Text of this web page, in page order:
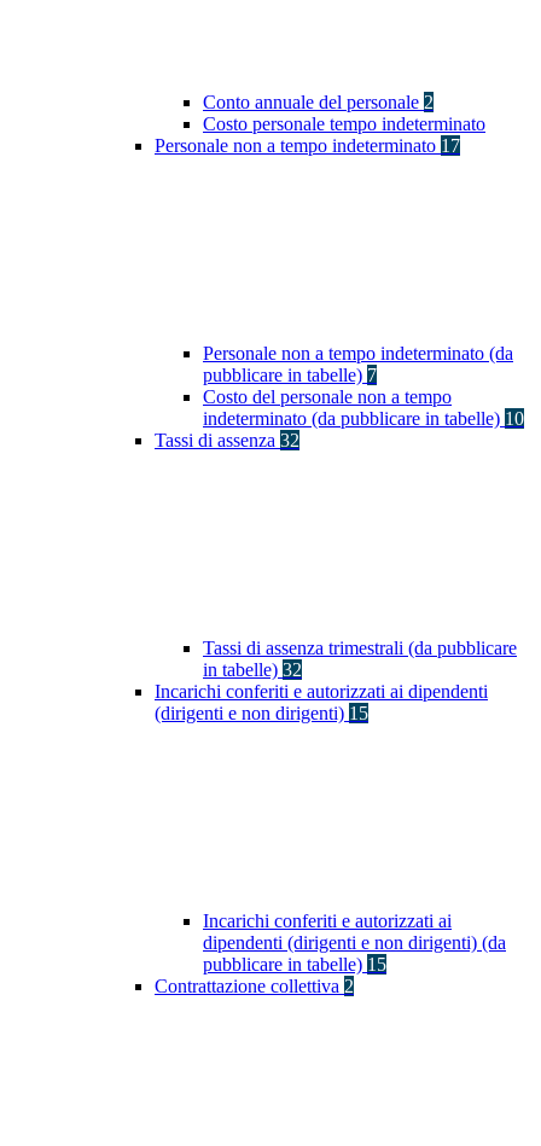
Conto annuale del personale 2
Costo personale tempo indeterminato
Personale non a tempo indeterminato 17
Personale non a tempo indeterminato (da
pubblicare in tabelle) 7
Costo del personale non a tempo
indeterminato (da pubblicare in tabelle) 10
Tassi di assenza 32
Tassi di assenza trimestrali (da pubblicare
in tabelle) 32
Incarichi conferiti e autorizzati ai dipendenti
(dirigenti e non dirigenti) 15
Incarichi conferiti e autorizzati ai
dipendenti (dirigenti e non dirigenti) (da
pubblicare in tabelle) 15
Contrattazione collettiva 2